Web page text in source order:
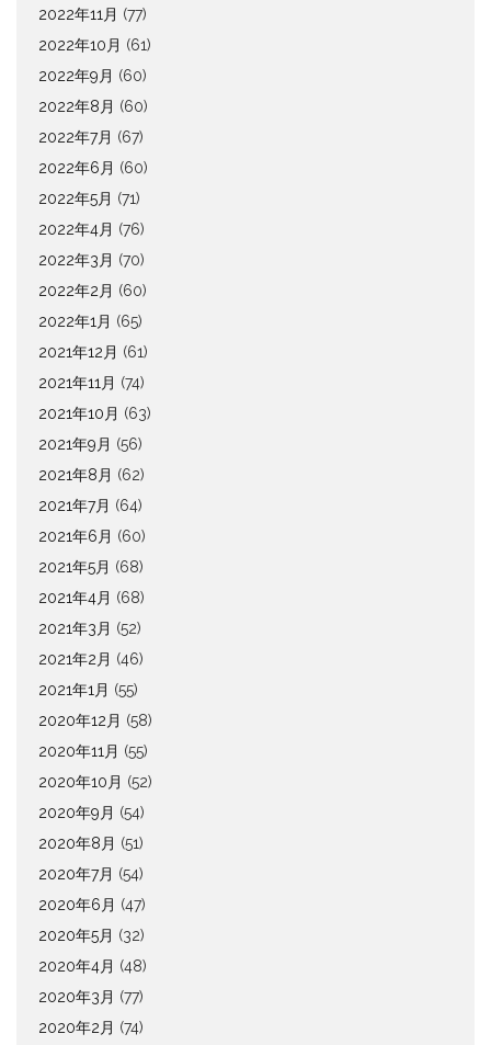
2022年11月 (77)
2022年10月 (61)
2022年9月 (60)
2022年8月 (60)
2022年7月 (67)
2022年6月 (60)
2022年5月 (71)
2022年4月 (76)
2022年3月 (70)
2022年2月 (60)
2022年1月 (65)
2021年12月 (61)
2021年11月 (74)
2021年10月 (63)
2021年9月 (56)
2021年8月 (62)
2021年7月 (64)
2021年6月 (60)
2021年5月 (68)
2021年4月 (68)
2021年3月 (52)
2021年2月 (46)
2021年1月 (55)
2020年12月 (58)
2020年11月 (55)
2020年10月 (52)
2020年9月 (54)
2020年8月 (51)
2020年7月 (54)
2020年6月 (47)
2020年5月 (32)
2020年4月 (48)
2020年3月 (77)
2020年2月 (74)